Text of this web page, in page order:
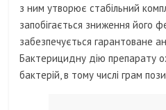
з ним утворює стабільний
запобігається зниження його
забезпечується гарантоване
Бактерицидну дію препарату
бактерій, в тому числі грам